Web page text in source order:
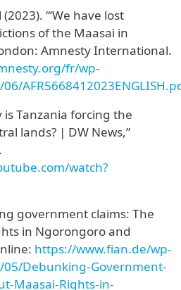
“‘We have lost
of the Maasai in
Amnesty International.
fr/wp-
is Tanzania forcing the
lands? | DW News,”
watch?
government claims: The
in Ngorongoro and
https://www.fian.de/wp-
Debunking-Government-
Maasai-Rights-in-